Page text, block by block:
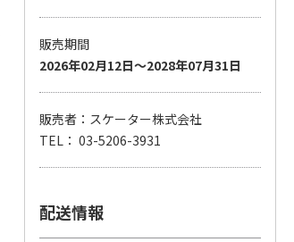
販売期間
2026年02月12日～2028年07月31日
販売者：スケーター株式会社
TEL： 03-5206-3931
配送情報